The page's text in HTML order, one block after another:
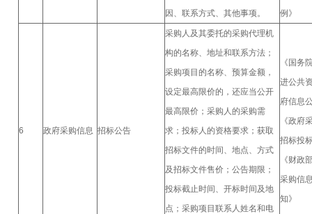
因、联系方式、其他事项。
例》
6 政府采购信息 招标公告
采购人及其委托的采购代理机
构的名称、地址和联系方法；
采购项目的名称、预算金额，
设定最高限价的，还应当公开
最高限价；采购人的采购需
求；投标人的资格要求；获取
招标文件的时间、地点、方式
及招标文件售价；公告期限；
投标截止时间、开标时间及地
点；采购项目联系人姓名和电
《国务
进公共
府信息
《政府
招标投
《财政
采购信
知》